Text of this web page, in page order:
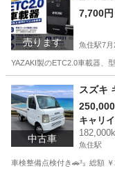
売ります
7,700円
魚住駅7月
YAZAKI製のETC2.0車載器、
兵庫 明石市 魚住駅
中古車
スズキ
キャリイ
魚住駅
車検整備点検付き🚗³₃ ⁡ 総額